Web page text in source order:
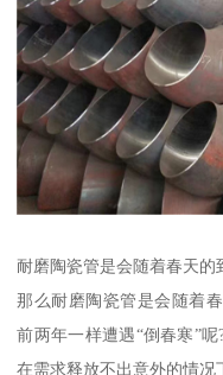
耐磨陶瓷管是会随着春天
那么耐磨陶瓷管是会随着
前两年一样遭遇“倒春寒”
在需求释放不出意外的情